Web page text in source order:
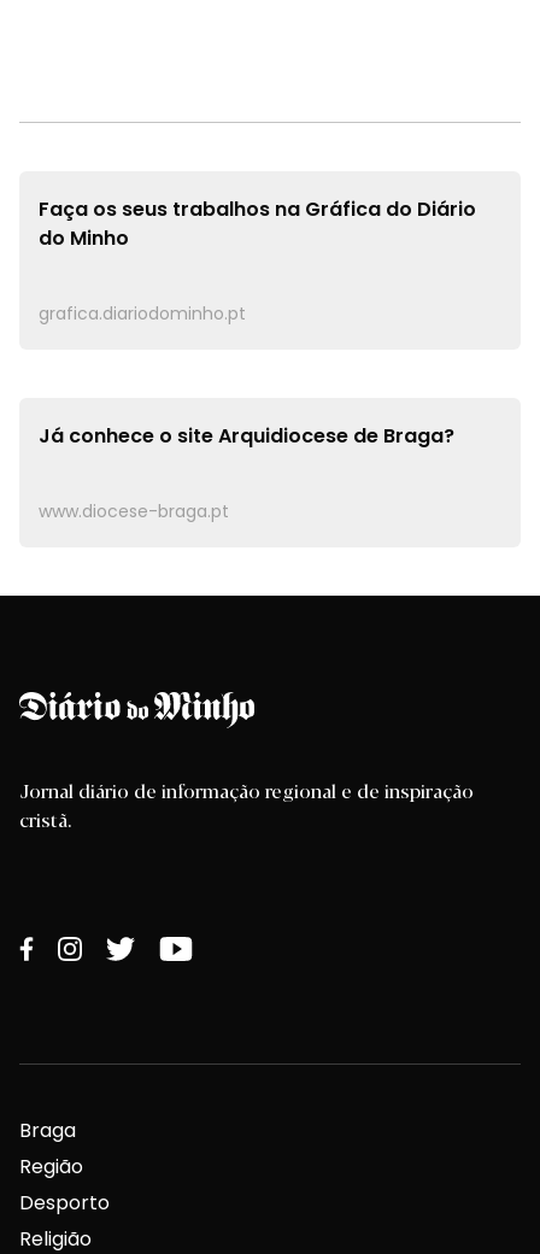
Faça os seus trabalhos na Gráfica do Diário
do Minho
grafica.diariodominho.pt
Já conhece o siteArquidiocese de Braga?
www.diocese-braga.pt
Jornal diário de informação regional e de inspiração
cristã.
Braga
Região
Desporto
Religião